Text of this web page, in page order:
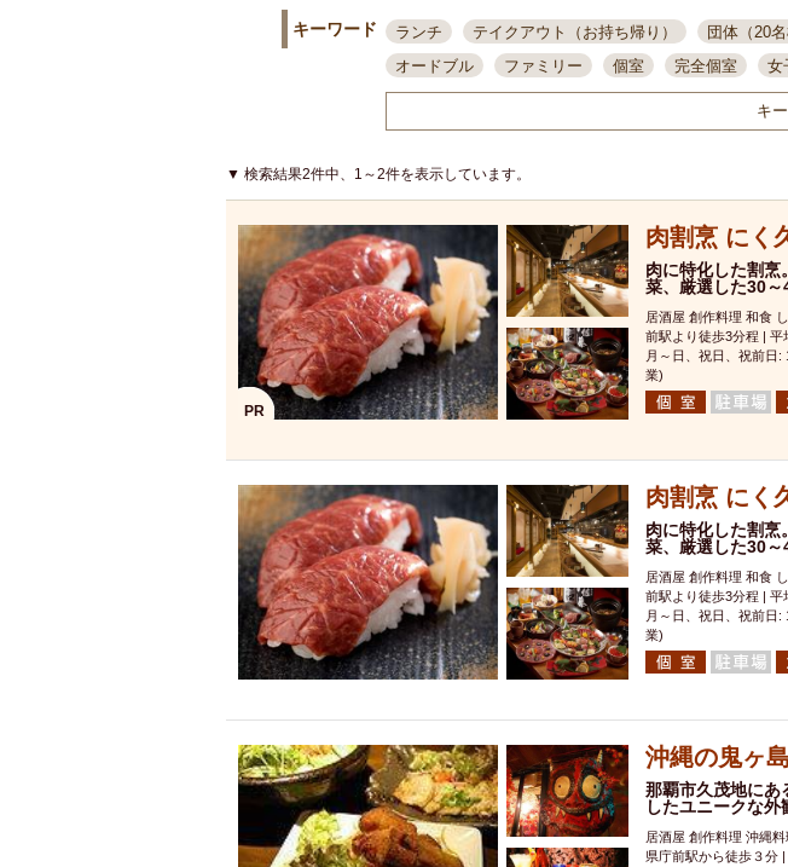
キーワード ランチ テイクアウト（お持ち帰り） 団体（20名
オードブル
ファミリー 個室 完全個室 女
一人飲
接待・会食
ちょい飲み コスパ最高 肉料理
結婚式二次会
夜10時以降入店可
県産魚 焼鳥 忘年会コース
貸切可
大部屋20名 落ち着いた空間 4000円
カード可
厳選日本酒 鮮魚 大衆酒場 ノン
3000円台コース
ピザ 焼酎
アサヒスーパードライ
県庁前駅周辺 大部屋40名
大部屋50名以上～
オリオン 海ぶどう
ハッピーアワー
アグー豚 プレミアムモルツ
アレルギー対応可能
牧志駅周辺 ペット同伴
ダイエット中におススメ
沖縄そば 串揚げ バ
ソファー
激辛料理 石垣牛 アヒージョ ア
ファーストフード
スペシャルディナー ホルモン
スクリーン
スペインバル・イタリアンバール
カニ
カフェ ジビエ 安里駅周辺 アジア・
ホッピー
焼肉 電気ブラン エビスビール
マイク
サッポロ 昼宴会 イベリコ豚 山
市立病院前駅周辺
中華 お好み焼き・もんじゃ
綺麗orお洒落なトイレ
ランチバイキング フルー
キ
▼ 検索結果2件中、1～2件を表示しています。
PR
肉割烹 にく
肉に特化した割烹
菜、厳選した30～
居酒屋 創作料理 和食
前駅より徒歩3分程 | 平
月～日、祝日、祝前日
業)
肉割烹 にく
肉に特化した割烹
菜、厳選した30～
居酒屋 創作料理 和食
前駅より徒歩3分程 | 平
月～日、祝日、祝前日
業)
沖縄の鬼ヶ
那覇市久茂地にあ
したユニークな外
居酒屋 創作料理 沖縄
県庁前駅から徒歩３分